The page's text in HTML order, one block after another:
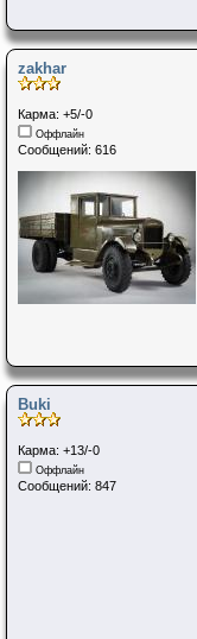
zakhar
Карма: +5/-0
Оффлайн
Сообщений: 616
Buki
Карма: +13/-0
Оффлайн
Сообщений: 847